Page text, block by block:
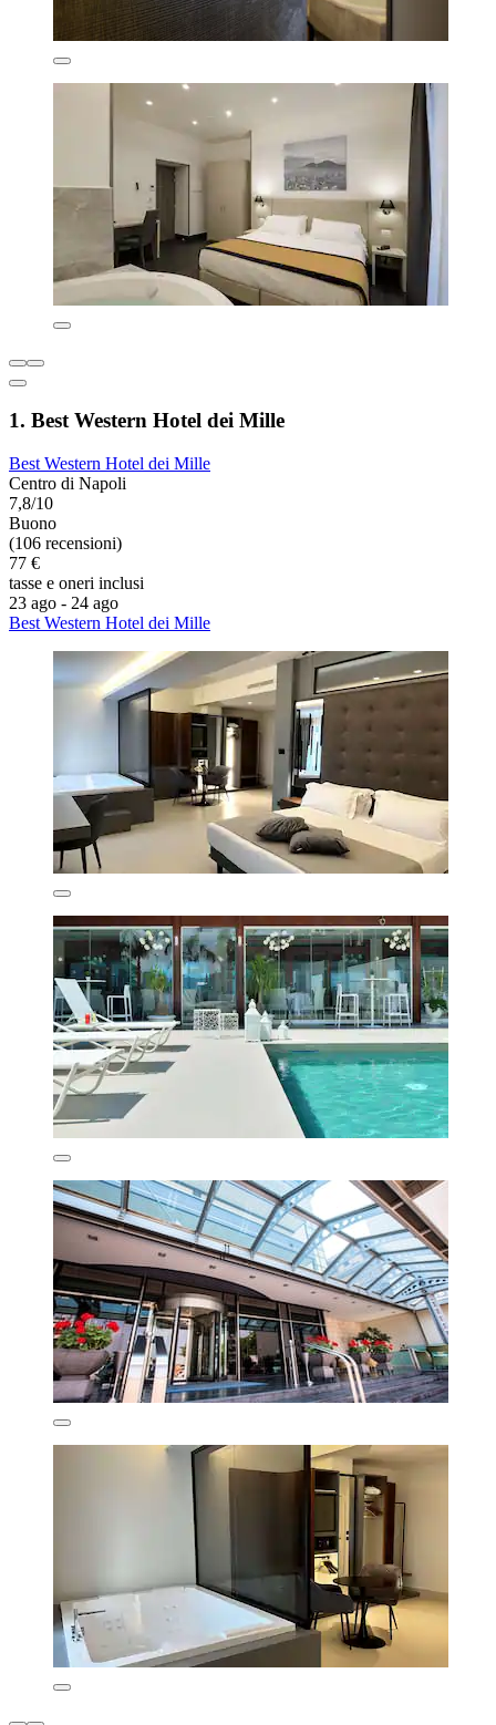
1. Best Western Hotel dei Mille
Best Western Hotel dei Mille
Centro di Napoli
7,8/10
Buono
(106 recensioni)
77 €
tasse e oneri inclusi
23 ago - 24 ago
Best Western Hotel dei Mille